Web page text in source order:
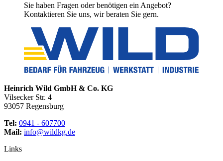
Sie haben Fragen oder benötigen ein Angebot?
Kontaktieren Sie uns, wir beraten Sie gern.
Heinrich Wild GmbH & Co. KG
Vilsecker Str. 4
93057 Regensburg
Tel: 0941 - 607700
Mail: info@wildkg.de
Links